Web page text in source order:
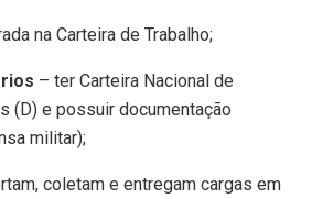
na Carteira de Trabalho;
– ter Carteira Nacional de
(D) e possuir documentação
militar);
coletam e entregam cargas em